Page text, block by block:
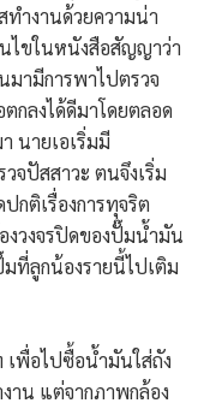
ทำงานด้วยความน่า
นไขในหนังสือสัญญาว่า
มามีการพาไปตรวจ
กลงได้ดีมาโดยตลอด
นายเอเริ่มมี
จปัสสาวะ ตนจึงเริ่ม
กติเรื่องการทุจริต
งวงจรปิดของปั๊มน้ำมัน
ที่ลูกน้องรายนี้ไปเติม
เพื่อไปซื้อน้ำมันใส่ถัง
าน แต่จากภาพกล้อง